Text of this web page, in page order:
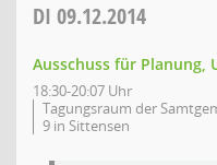
DI 09.12.2014
Ausschuss für Planung,
18:30-20:07 Uhr
Tagungsraum der
9 in Sittensen